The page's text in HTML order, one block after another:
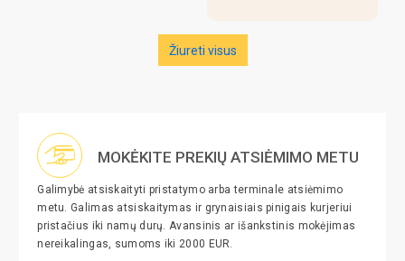
Žiureti visus
MOKĖKITE PREKIŲ ATSIĖMIMO METU
Galimybė atsiskaityti pristatymo arba terminale atsiėmimo
metu. Galimas atsiskaitymas ir grynaisiais pinigais kurjeriui
pristačius iki namų durų. Avansinis ar išankstinis mokėjimas
nereikalingas, sumoms iki 2000 EUR.